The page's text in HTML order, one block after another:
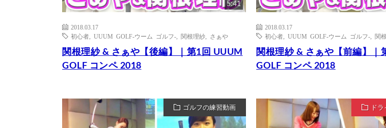
5:41
2018.03.17
初心者
UUUM GOLF-ウーム ゴルフ- 関根理紗 さぁや
関根理紗 & さぁや【後編】｜第1回 UUUM
GOLF コンペ 2018
2018.03.17
初心者 ,UUUM GOLF-ウーム ゴルフ- 関
関根理紗 & さぁや【前編】｜
GOLF コンペ 2018
ゴルフの練習動画 ド